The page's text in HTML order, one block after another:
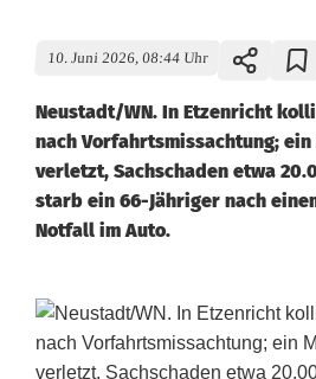
10. Juni 2026, 08:44 Uhr
Neustadt/WN. In Etzenricht
nach Vorfahrtsmissachtung;
verletzt, Sachschaden etwa
starb ein 66-Jähriger nach
Notfall im Auto.